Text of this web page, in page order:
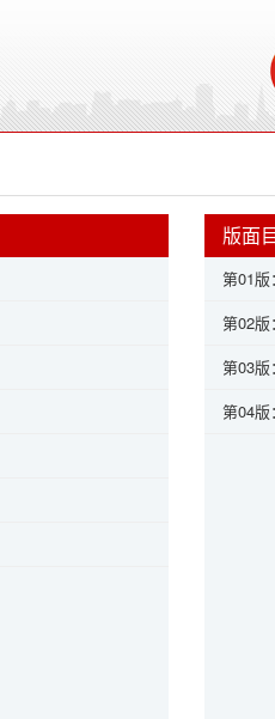
版面
第01版
第02版
第03版
第04版